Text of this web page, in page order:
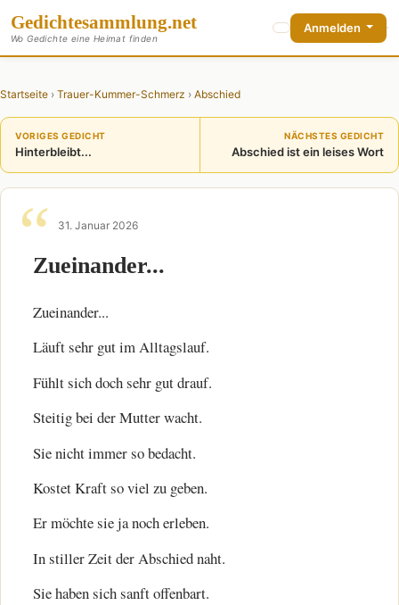
Gedichtesammlung.net
Wo Gedichte eine Heimat finden
Anmelden
Startseite › Trauer-Kummer-Schmerz › Abschied
VORIGES GEDICHT
Hinterbleibt...
NÄCHSTES GEDICHT
Abschied ist ein leises Wort
31. Januar 2026
Zueinander...
Zueinander...
Läuft sehr gut im Alltagslauf.
Fühlt sich doch sehr gut drauf.
Steitig bei der Mutter wacht.
Sie nicht immer so bedacht.
Kostet Kraft so viel zu geben.
Er möchte sie ja noch erleben.
In stiller Zeit der Abschied naht.
Sie haben sich sanft offenbart.